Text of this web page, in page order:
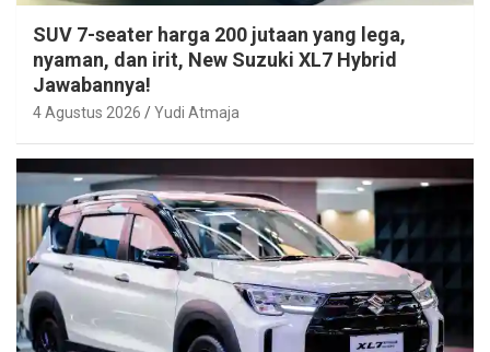
SUV 7-seater harga 200 jutaan yang lega,
nyaman, dan irit, New Suzuki XL7 Hybrid
Jawabannya!
4 Agustus 2026 Yudi Atmaja